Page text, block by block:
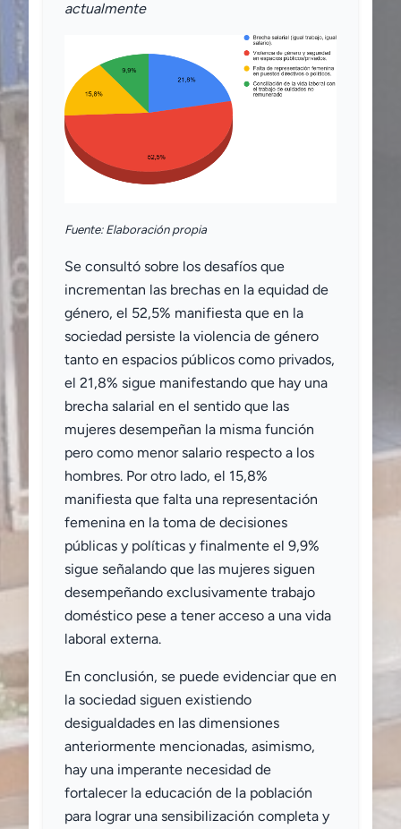
actualmente
Fuente: Elaboración propia
Se consultó sobre los desafíos que
incrementan las brechas en la equidad de
género, el 52,5% manifiesta que en la
sociedad persiste la violencia de género
tanto en espacios públicos como privados,
el 21,8% sigue manifestando que hay una
brecha salarial en el sentido que las
mujeres desempeñan la misma función
pero como menor salario respecto a los
hombres. Por otro lado, el 15,8%
manifiesta que falta una representación
femenina en la toma de decisiones
públicas y políticas y finalmente el 9,9%
sigue señalando que las mujeres siguen
desempeñando exclusivamente trabajo
doméstico pese a tener acceso a una vida
laboral externa.
En conclusión, se puede evidenciar que en
la sociedad siguen existiendo
desigualdades en las dimensiones
anteriormente mencionadas, asimismo,
hay una imperante necesidad de
fortalecer la educación de la población
para lograr una sensibilización completa y